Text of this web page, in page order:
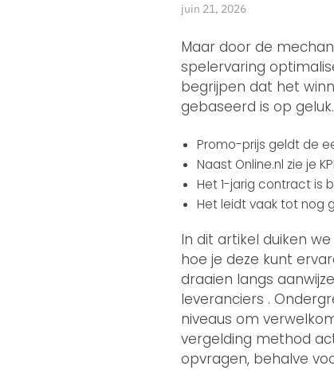
juin 21, 2026
Maar door de
spelervaring
begrijpen dat het
gebaseerd is op
Promo-prijs geldt de
Naast Online.nl zie je
Het 1-jarig contract is
Het leidt vaak tot nog
In dit artikel duiken
hoe je deze kunt
draaien langs
leveranciers .
niveaus om
vergelding method
opvragen, behalve